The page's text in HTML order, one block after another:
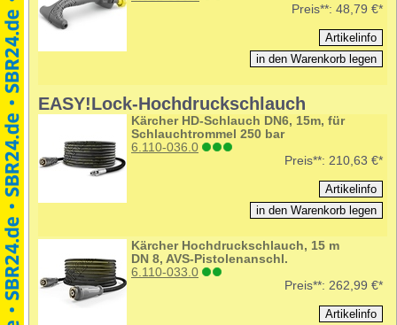
Preis**: 48,79 €*
EASY!Lock-Hochdruckschlauch
Kärcher HD-Schlauch DN6, 15m, für
Schlauchtrommel 250 bar
6.110-036.0
Preis**: 210,63 €*
Kärcher Hochdruckschlauch, 15 m
DN 8, AVS-Pistolenanschl.
6.110-033.0
Preis**: 262,99 €*